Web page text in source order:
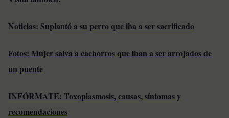
Noticias: Suplantó a su perro que iba a ser sacrificado
Fotos: Mujer salva a cachorros que iban a ser arrojados de
un puente
INFÓRMATE: Toxoplasmosis, causas, síntomas y
recomendaciones